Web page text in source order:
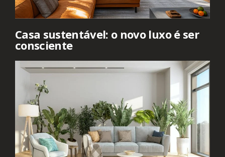
Casa sustentável: o novo luxo é ser
consciente